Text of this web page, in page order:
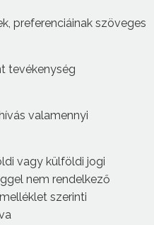
preferenciáinak szöveges
tevékenység
valamennyi
vagy külföldi jogi
nem rendelkező
szerinti